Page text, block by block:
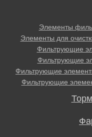
Элементы
Элементы для
Фильтрующие
Фильтрующие
Фильтрующие
Фильтрующие